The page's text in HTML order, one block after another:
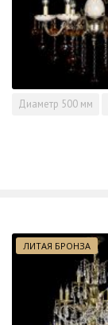
Диаметр 500 мм
ЛИТАЯ БРОНЗА